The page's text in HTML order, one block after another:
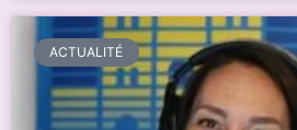
ACTUALITÉ